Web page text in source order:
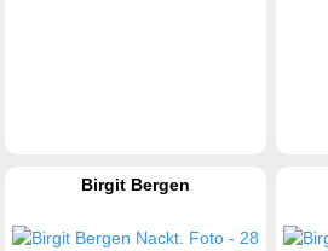
Birgit Bergen